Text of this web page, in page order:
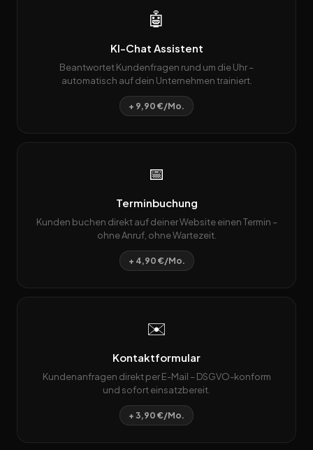
🤖
KI-Chat Assistent
Beantwortet Kundenfragen rund um die Uhr –
automatisch auf dein Unternehmen trainiert.
+ 9,90 €/Mo.
📅
Terminbuchung
Kunden buchen direkt auf deiner Website einen Termin –
ohne Anruf, ohne Wartezeit.
+ 4,90 €/Mo.
✉️
Kontaktformular
Kundenanfragen direkt per E-Mail – DSGVO-konform
und sofort einsatzbereit.
+ 3,90 €/Mo.